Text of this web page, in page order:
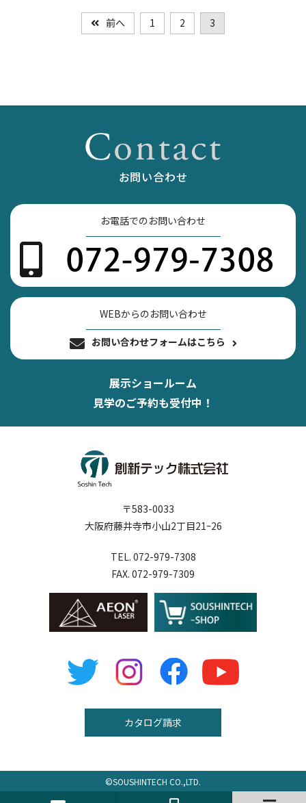
前へ 1 2 3
お問い合わせ
お電話でのお問い合わせ
WEBからのお問い合わせ
お問い合わせフォームはこちら
展示ショールーム
見学のご予約も受付中！
〒583-0033
大阪府藤井寺市小山2丁目21ｰ26
TEL. 072-979-7308
FAX. 072-979-7309
カタログ請求
©SOUSHINTECH CO.,LTD.